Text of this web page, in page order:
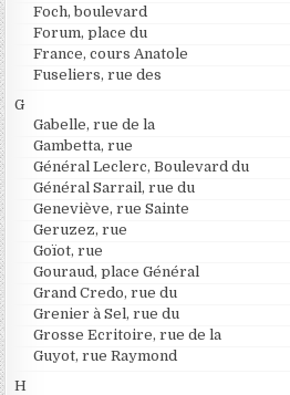
Foch, boulevard
Forum, place du
France, cours Anatole
Fuseliers, rue des
G
Gabelle, rue de la
Gambetta, rue
Général Leclerc, Boulevard du
Général Sarrail, rue du
Geneviève, rue Sainte
Geruzez, rue
Goïot, rue
Gouraud, place Général
Grand Credo, rue du
Grenier à Sel, rue du
Grosse Ecritoire, rue de la
Guyot, rue Raymond
H